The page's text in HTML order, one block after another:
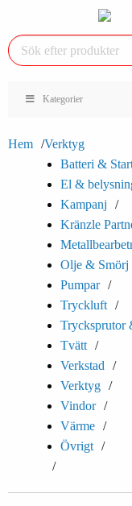
Kategorier
Hem
Verktyg
Batteri &
El &
Kampanj
Kränzle
Olje & Smörj
Pumpar
Tryckluft
Trycksprutor
Tvätt
Verkstad
Verktyg
Vindor
Värme
Övrigt